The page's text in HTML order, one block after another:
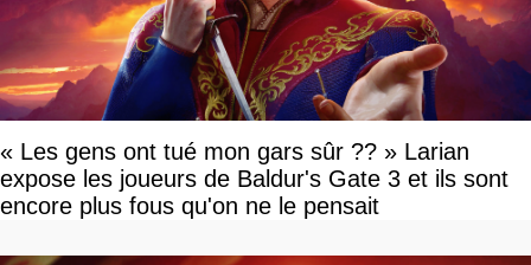
« Les gens ont tué mon gars sûr ?? » Larian
expose les joueurs de Baldur's Gate 3 et ils sont
encore plus fous qu'on ne le pensait